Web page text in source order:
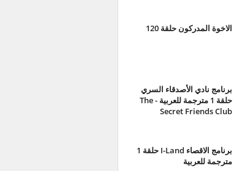
الاخوة المدركون حلقة 120
برنامج نادي الأصدقاء السري
حلقة 1 مترجمة للعربية - The
Secret Friends Club
برنامج الاقصاء I-Land حلقة 1
مترجمة للعربية